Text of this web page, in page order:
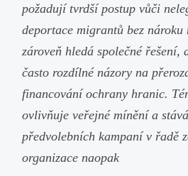
požadují tvrdší postup vůči
deportace migrantů bez
zároveň hledá společné řešení,
často rozdílné názory na
financování ochrany hranic.
ovlivňuje veřejné mínění a
předvolebních kampaní v řadě
organizace naopak